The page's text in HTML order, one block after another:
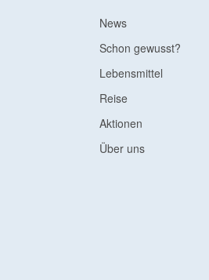
News
Schon gewusst?
Lebensmittel
Reise
Aktionen
Über uns